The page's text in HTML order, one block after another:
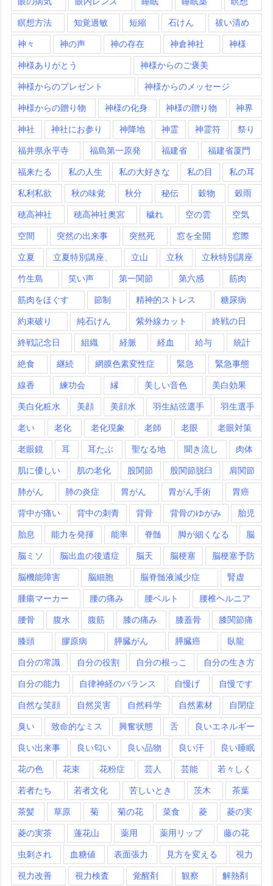
瞑想方法 知覚過敏 短縮 石けん 祓い清め
神々 神の声 神の存在 神倉神社 神様
神様ありがとう 神様からのご褒美
神様からのプレゼント 神様からのメッセージ
神様からの贈り物 神様の化身 神様の贈り物 神界
神社 神社にお参り 神降地 神霊 神霊符 祭り
福井県永平寺 福島第一原発 福建省 福建省厦門
福来たる 私の人生 私の大好きな 私の目 私の耳
私利私欲 秋の味覚 秋分 秘伝 穀物 穀雨
穂高神社 穂高神社奥宮 穢れ 空の雲 空気
空間 突然の出来事 突然死 窓を全開 窓際
立夏 立夏特別講座、 立山 立秋 立秋特別講座
竹生島 笑い声 第一関節 第六感 筋肉
筋肉をほぐす 節制 精神的ストレス 糖尿病
約束破り 純石けん 紫外線カット 終戦の日
終戦記念日 組織 経脈 経血 給与 統計
絶食 継続 網膜色素変性症 緊急 緊急事態
線香 練功会 縁 美しい音色 美白効果
美白化粧水 美顔 美顔水 羽生結弦選手 羽生選手
老い 老化 老化現象 老師 老眼 老眼対策
老眼鏡 耳 耳たぶ 聖なる地 聞き流し 肉体
肌に優しい 肌の老化 股関節 股関節脱臼 肩関節
肺がん 肺の炎症 胃がん 胃がん手術 胃癌
背中が痛い 背中の刺青 背骨 背骨のゆがみ 胎児
胎息 能力を発揮 能率 脊髄 脚が細くなる 脳
脳ミソ 脳出血の後遺症 脳天 脳梗塞 脳梗塞予防
脳機能障害 脳細胞 脳脊髄液減少症 腎虚
腫瘍マーカー 腰の痛み 腰ベルト 腰椎ヘルニア
腰骨 腹水 腹筋 膝の痛み 膝蓋骨 膝関節痛
膝頭 膠原病 膵臓がん 膵臓癌 臥龍
自分の常識 自分の役割 自分の根っこ 自分の生き方
自分の能力 自律神経のバランス 自慢げ 自慢です
自然な笑顔 自然災害 自然科学 自然素材 自閉症
臭い 致命的なミス 興奮状態 舌 良いエネルギー
良い出来事 良い匂い 良い品物 良い汗 良い睡眠
花の色 花束 花粉症 芸人 芸能 若々しく
若者たち 若者文化 苦しいとき 茨木 茶葉
茶髪 草原 菊 菊の花 菜食 菱 菱の実
菱の実茶 蓮花山 薬用 薬用リップ 藤の花
虫刺され 血糖値 表面張力 見方を変える 視力
視力改善 視力検査 覚醒剤 観察 解熱剤